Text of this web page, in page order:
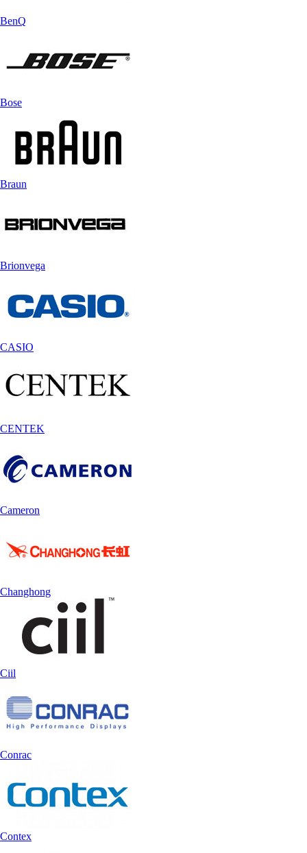
BenQ
Bose
Braun
Brionvega
CASIO
CENTEK
Cameron
Changhong
Ciil
Conrac
Contex